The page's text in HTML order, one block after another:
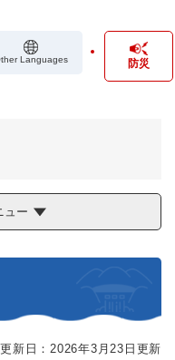
Languages 防災
ュー
更新日：2026年3月23日更新